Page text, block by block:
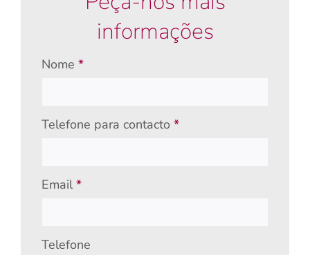
informações
Formulário
Nome *
Telefone para contacto *
Email *
Telefone